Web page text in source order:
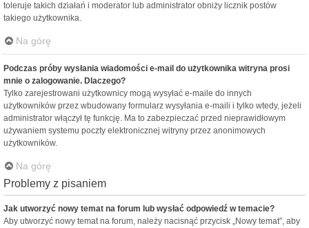
toleruje takich działań i moderator lub administrator obniży licznik postów
takiego użytkownika.
Na górę
Podczas próby wysłania wiadomości e-mail do użytkownika witryna prosi
mnie o zalogowanie. Dlaczego?
Tylko zarejestrowani użytkownicy mogą wysyłać e-maile do innych
użytkowników przez wbudowany formularz wysyłania e-maili i tylko wtedy, jeżeli
administrator włączył tę funkcję. Ma to zabezpieczać przed nieprawidłowym
używaniem systemu poczty elektronicznej witryny przez anonimowych
użytkowników.
Na górę
Problemy z pisaniem
Jak utworzyć nowy temat na forum lub wysłać odpowiedź w temacie?
Aby utworzyć nowy temat na forum, należy nacisnąć przycisk „Nowy temat”, aby